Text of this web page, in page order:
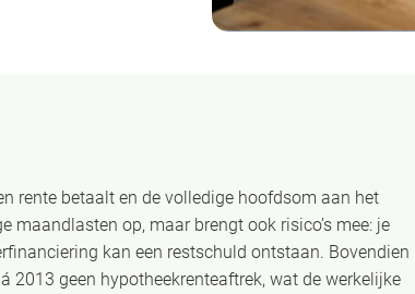
rente betaalt en de volledige hoofdsom aan het
maandlasten op, maar brengt ook risico’s mee: je
kan een restschuld ontstaan. Bovendien
geen hypotheekrenteaftrek, wat de werkelijke